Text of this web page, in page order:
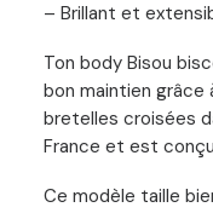
– Brillant et
Ton body Bisou
bon maintien
bretelles croisées
France et est
Ce modèle taille